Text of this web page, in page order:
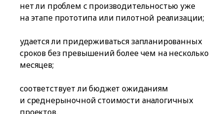
нет ли проблем с производительностью уже
на этапе прототипа или пилотной реализации;
удается ли придерживаться запланированных
сроков без превышений более чем на несколько
месяцев;
соответствует ли бюджет ожиданиям
и среднерыночной стоимости аналогичных